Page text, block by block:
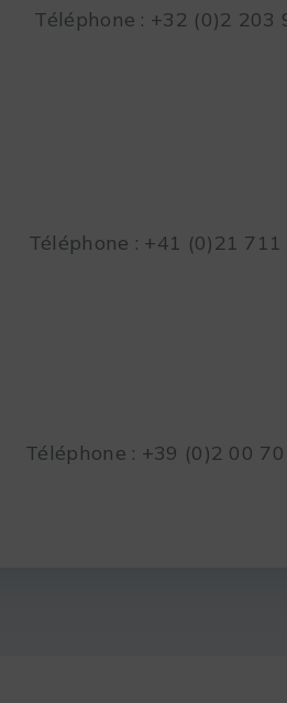
Téléphone : +32 (0)2 203
Téléphone : +41 (0)21
Téléphone : +39 (0)2 00